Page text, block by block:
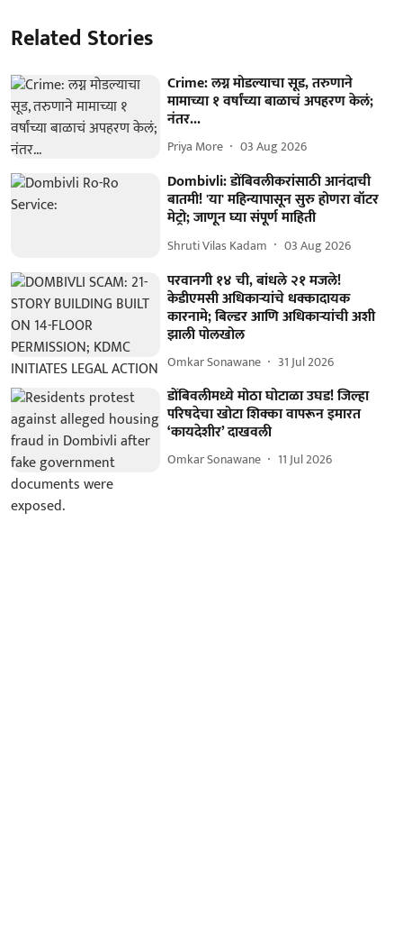
Related Stories
Crime: लग्न मोडल्याचा सूड, तरुणाने
मामाच्या १ वर्षांच्या बाळाचं अपहरण केलं;
नंतर...
Priya More 03 Aug 2026
Dombivli: डोंबिवलीकरांसाठी आनंदाची
बातमी! 'या' महिन्यापासून सुरु होणरा वॉटर
मेट्रो; जाणून घ्या संपूर्ण माहिती
Shruti Vilas Kadam 03 Aug 2026
परवानगी १४ ची, बांधले २१ मजले!
केडीएमसी अधिकाऱ्यांचे धक्कादायक
कारनामे; बिल्डर आणि अधिकाऱ्यांची अशी
झाली पोलखोल
Omkar Sonawane 31 Jul 2026
डोंबिवलीमध्ये मोठा घोटाळा उघड! जिल्हा
परिषदेचा खोटा शिक्का वापरून इमारत
‘कायदेशीर’ दाखवली
Omkar Sonawane 11 Jul 2026